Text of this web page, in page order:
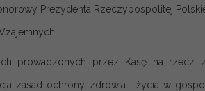
Prezydenta Rzeczypospolitej
prowadzonych przez Kasę na rzecz
zasad ochrony zdrowia i życia w